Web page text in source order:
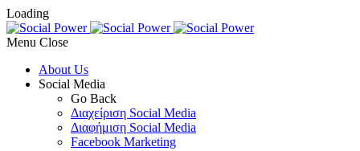
Loading
Menu
About Us
Social Media
Go Back
Διαχείριση Social Media
Διαφήμιση Social Media
Facebook Marketing